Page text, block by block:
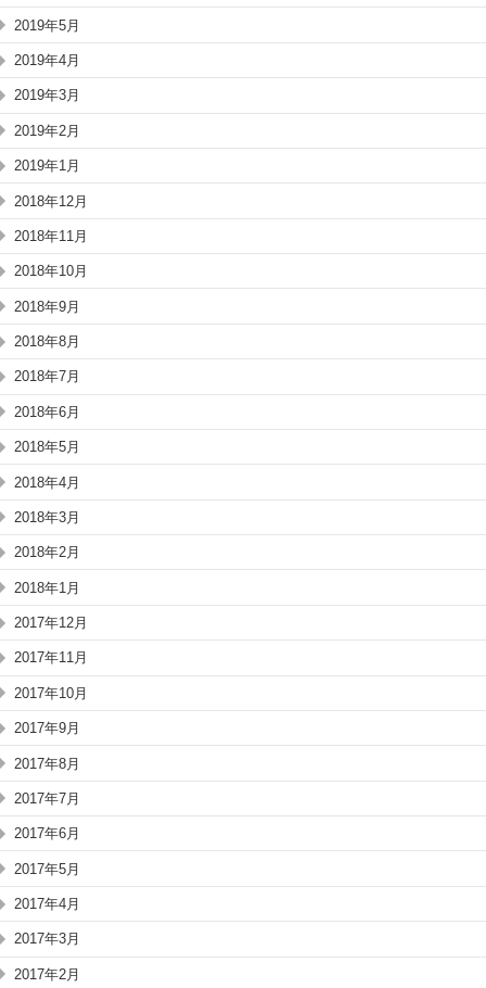
2019年5月
2019年4月
2019年3月
2019年2月
2019年1月
2018年12月
2018年11月
2018年10月
2018年9月
2018年8月
2018年7月
2018年6月
2018年5月
2018年4月
2018年3月
2018年2月
2018年1月
2017年12月
2017年11月
2017年10月
2017年9月
2017年8月
2017年7月
2017年6月
2017年5月
2017年4月
2017年3月
2017年2月